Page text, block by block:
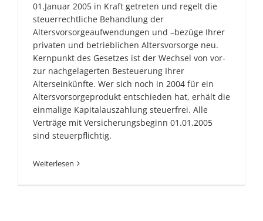
01.Januar 2005 in Kraft getreten und regelt die
steuerrechtliche Behandlung der
Altersvorsorgeaufwendungen und –bezüge Ihrer
privaten und betrieblichen Altersvorsorge neu.
Kernpunkt des Gesetzes ist der Wechsel von vor-
zur nachgelagerten Besteuerung Ihrer
Alterseinkünfte. Wer sich noch in 2004 für ein
Altersvorsorgeprodukt entschieden hat, erhält die
einmalige Kapitalauszahlung steuerfrei. Alle
Verträge mit Versicherungsbeginn 01.01.2005
sind steuerpflichtig.
Weiterlesen